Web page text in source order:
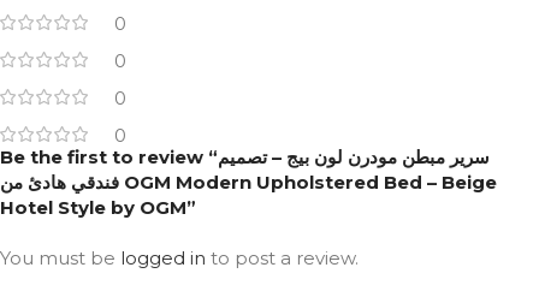
0
0
0
0
Be the first to review “سرير مبطن مودرن لون بيج – تصميم
فندقي هادئ من OGM Modern Upholstered Bed – Beige
Hotel Style by OGM”
You must be logged in to post a review.